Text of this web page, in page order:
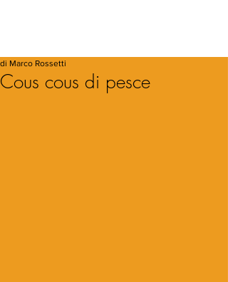
Cous cous di pesce
di Marco Rossetti